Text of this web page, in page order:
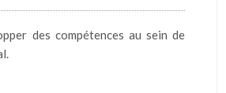
des compétences au sein de